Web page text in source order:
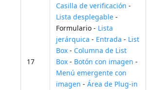
17
Casilla de verificación -
Lista desplegable -
Formulario - Lista
jerárquica - Entrada - List
Box - Columna de List
Box - Botón con imagen -
Menú emergente con
imagen -Área de Plug-in